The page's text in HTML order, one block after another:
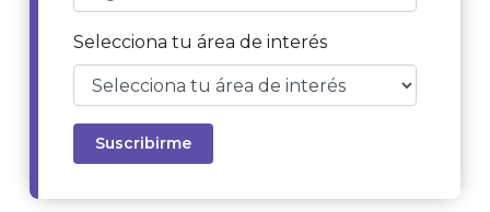
Selecciona tu área de interés